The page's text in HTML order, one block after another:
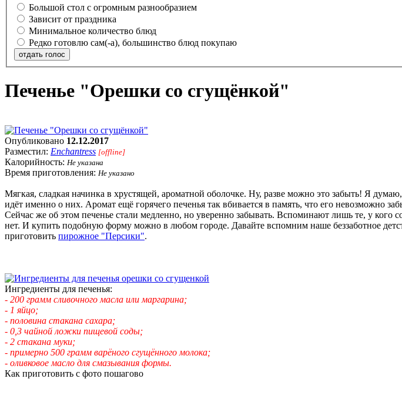
Большой стол с огромным разнообразием
Зависит от праздника
Минимальное количество блюд
Редко готовлю сам(-а), большинство блюд покупаю
отдать голос
Печенье "Орешки со сгущёнкой"
Опубликовано 12.12.2017
Разместил: Enchantress [offline]
Калорийность: Не указана
Время приготовления: Не указано
Мягкая, сладкая начинка в хрустящей, ароматной оболочке. Ну, разве можно это забыть! Я
идёт именно о них. Аромат ещё горячего печенья так вбивается в память, что его
Сейчас же об этом печенье стали медленно, но уверенно забывать. Вспоминают лишь те, у кого
нет. И купить подобную форму можно в любом городе. Давайте вспомним наше беззаботное
приготовить пирожное "Персики".
Ингредиенты для печенья:
- 200 грамм сливочного масла или маргарина;
- 1 яйцо;
- половина стакана сахара;
- 0,3 чайной ложки пищевой соды;
- 2 стакана муки;
- примерно 500 грамм варёного сгущённого молока;
- оливковое масло для смазывания формы.
Как приготовить с фото пошагово